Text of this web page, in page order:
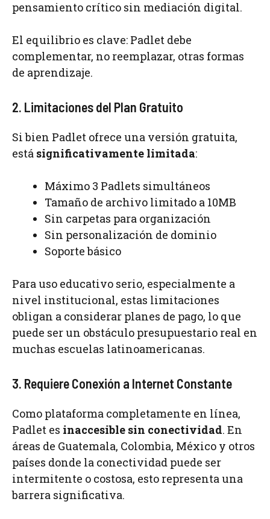
pensamiento crítico sin mediación digital.
El equilibrio es clave: Padlet debe
complementar, no reemplazar, otras formas
de aprendizaje.
2. Limitaciones del Plan Gratuito
Si bien Padlet ofrece una versión gratuita,
está significativamente limitada:
Máximo 3 Padlets simultáneos
Tamaño de archivo limitado a 10MB
Sin carpetas para organización
Sin personalización de dominio
Soporte básico
Para uso educativo serio, especialmente a
nivel institucional, estas limitaciones
obligan a considerar planes de pago, lo que
puede ser un obstáculo presupuestario real en
muchas escuelas latinoamericanas.
3. Requiere Conexión a Internet Constante
Como plataforma completamente en línea,
Padlet es inaccesible sin conectividad. En
áreas de Guatemala, Colombia, México y otros
países donde la conectividad puede ser
intermitente o costosa, esto representa una
barrera significativa.